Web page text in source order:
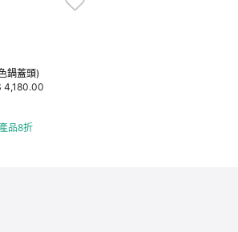
鍋蓋頭)
4,180.00
品8折